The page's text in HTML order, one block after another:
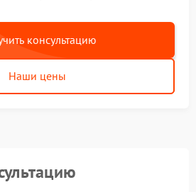
консультацию
Наши цены